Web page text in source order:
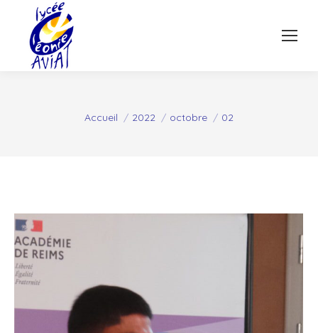
Vous êtes ici :
Accueil 2022 octobre 02